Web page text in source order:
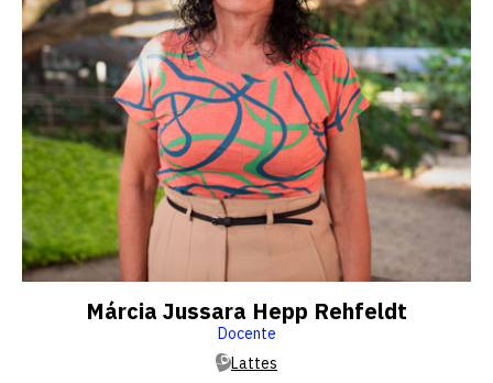
Márcia Jussara Hepp Rehfeldt
Docente
Lattes